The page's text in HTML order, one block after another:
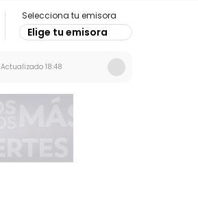
Selecciona tu emisora
Elige tu emisora
Actualizado 18:48